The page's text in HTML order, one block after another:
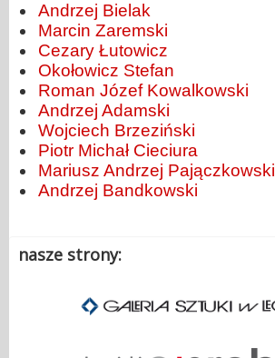
Andrzej Bielak
Marcin Zaremski
Cezary Łutowicz
Okołowicz Stefan
Roman Józef Kowalkowski
Andrzej Adamski
Wojciech Brzeziński
Piotr Michał Cieciura
Mariusz Andrzej Pajączkowski
Andrzej Bandkowski
nasze strony: